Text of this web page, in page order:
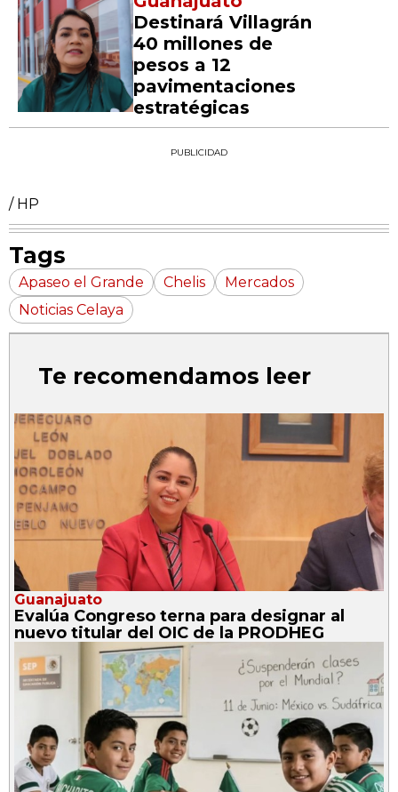
Destinará Villagrán
40 millones de
pesos a 12
pavimentaciones
estratégicas
PUBLICIDAD
/ HP
Tags
Apaseo el Grande Chelis
Mercados
Noticias Celaya
Te recomendamos leer
Guanajuato
Evalúa Congreso terna para designar al
nuevo titular del OIC de la PRODHEG